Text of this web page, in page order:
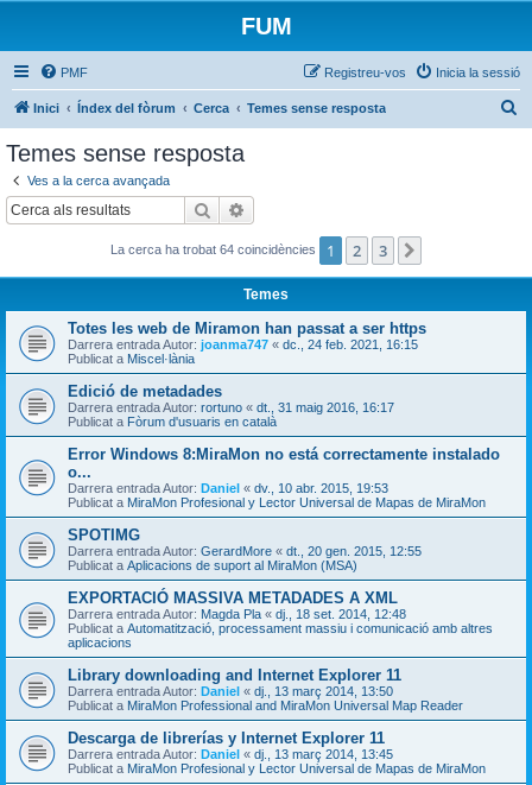
FUM
PMF Inicia la sessió
Registreu-vos
Inici Índex del fòrum Cerca Temes sense resposta
Temes sense resposta
Ves a la cerca avançada
Cerca
La cerca ha trobat 64 coincidències 1 2 3
Temes
Totes les web de Miramon han passat a ser https
Darrera entrada Autor: joanma747 « dc., 24 feb. 2021, 16:15
Publicat a Miscel·lània
Edició de metadades
Darrera entrada Autor: rortuno « dt., 31 maig 2016, 16:17
Publicat a Fòrum d'usuaris en català
Error Windows 8:MiraMon no está correctamente instalado
o...
Darrera entrada Autor: Daniel « dv., 10 abr. 2015, 19:53
Publicat a MiraMon Profesional y Lector Universal de Mapas de MiraMon
SPOTIMG
Darrera entrada Autor: GerardMore « dt., 20 gen. 2015, 12:55
Publicat a Aplicacions de suport al MiraMon (MSA)
EXPORTACIÓ MASSIVA METADADES A XML
Darrera entrada Autor: Magda Pla « dj., 18 set. 2014, 12:48
Publicat a Automatització, processament massiu i comunicació amb altres
aplicacions
Library downloading and Internet Explorer 11
Darrera entrada Autor: Daniel « dj., 13 març 2014, 13:50
Publicat a MiraMon Professional and MiraMon Universal Map Reader
Descarga de librerías y Internet Explorer 11
Darrera entrada Autor: Daniel « dj., 13 març 2014, 13:45
Publicat a MiraMon Profesional y Lector Universal de Mapas de MiraMon